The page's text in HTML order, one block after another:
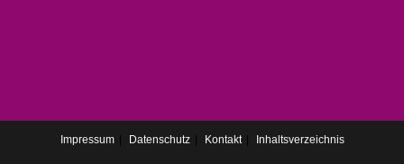
Impressum Datenschutz Kontakt Inhaltsverzeichnis